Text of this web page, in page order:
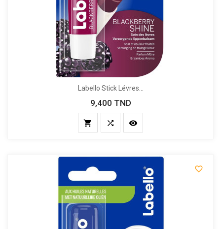
Labello Stick Lévres...
Prix
9,400 TND
  
